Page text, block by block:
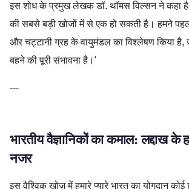
इस शोध के प्रमुख लेखक डॉ. थॉमस विल्सन ने कहा
की सबसे बड़ी खोजों में से एक हो सकती है। हमने
और चट्टानी ग्रह के वायुमंडल का विश्लेषण किया है,
बहने की पूरी संभावना है।'
---
भारतीय वैज्ञानिकों का कमाल: लद्दाख
नजर
इस वैश्विक खोज में हमारे प्यारे भारत का योगदान कोई